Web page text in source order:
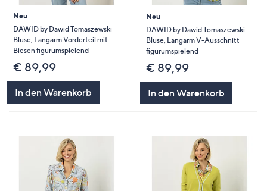
Neu
DAWID by Dawid Tomaszewski
Bluse, Langarm Vorderteil mit
Biesen figurumspielend
€ 89,99
In den Warenkorb
Neu
DAWID by Dawid Tomaszewski
Bluse, Langarm V-Ausschnitt
figurumspielend
€ 89,99
In den Warenkorb